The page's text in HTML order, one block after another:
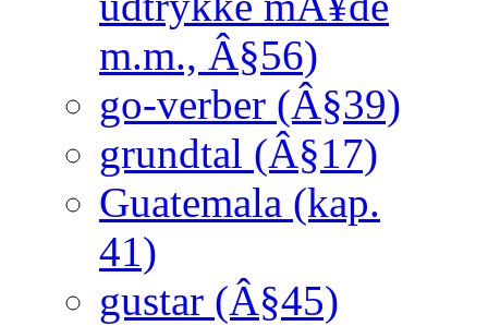
m.m., Â§56)
go-verber (Â§39)
grundtal (Â§17)
Guatemala (kap.
41)
gustar (Â§45)